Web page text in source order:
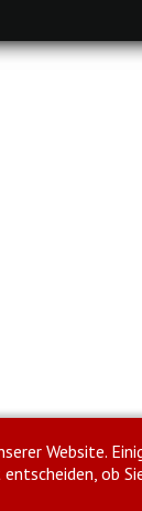
Website.
entscheiden, ob